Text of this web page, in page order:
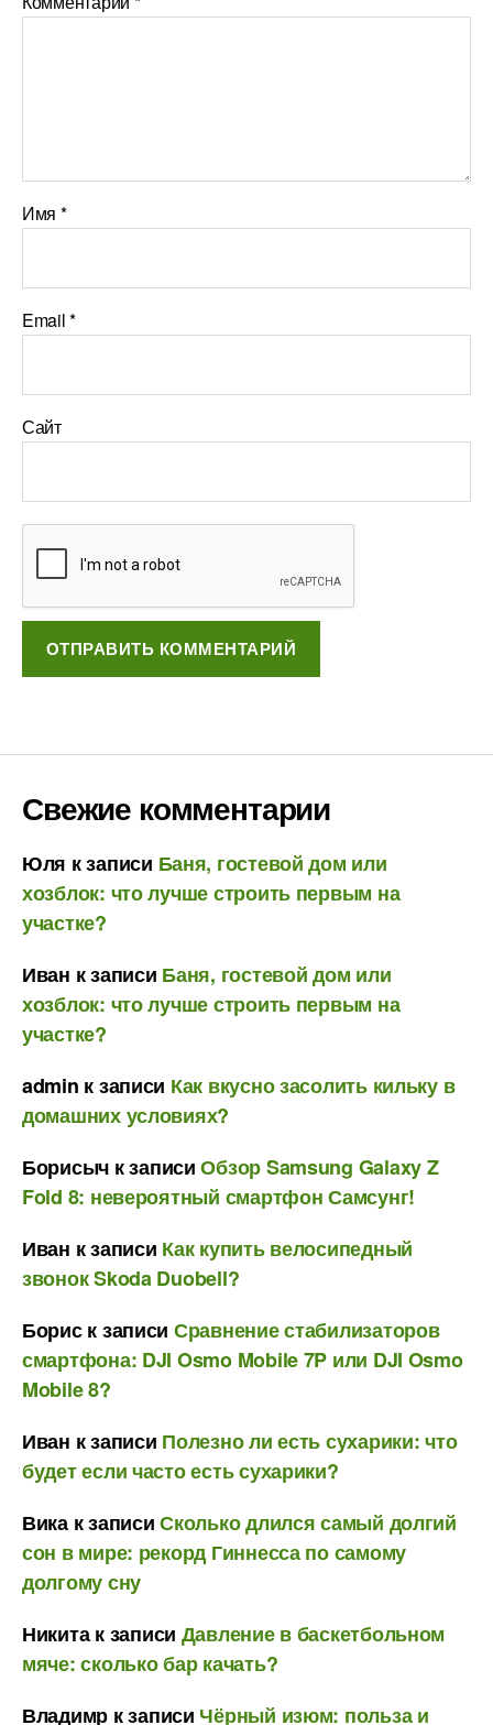
Имя *
Email*
Сайт
Свежие комментарии
Юля к записи Баня, гостевой дом или
хозблок: что лучше строить первым на
участке?
Иван к записи Баня, гостевой дом или
хозблок: что лучше строить первым на
участке?
admin к записи Как вкусно засолить кильку в
домашних условиях?
Борисыч к записиОбзор Samsung Galaxy Z
Fold 8: невероятный смартфон Самсунг!
Иван к записи Как купить велосипедный
звонок Skoda Duobell?
Бориск записи Сравнение стабилизаторов
смартфона: DJI Osmo Mobile 7P или DJI Osmo
Mobile 8?
Иван к записи Полезно ли есть сухарики: что
будет если часто есть сухарики?
Викак записиСколько длился самый долгий
сон в мире: рекорд Гиннесса по самому
долгому сну
Никитак записи Давление в баскетбольном
мяче: сколько бар качать?
Владимр к записи Чёрный изюм: польза и